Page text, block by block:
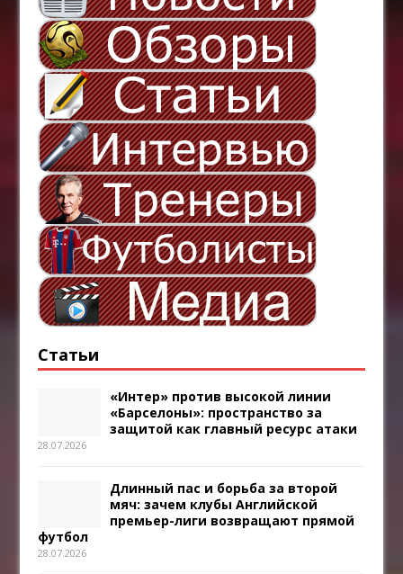
Статьи
«Интер» против высокой линии
«Барселоны»: пространство за
защитой как главный ресурс атаки
28.07.2026
Длинный пас и борьба за второй
мяч: зачем клубы Английской
премьер-лиги возвращают прямой
футбол
28.07.2026